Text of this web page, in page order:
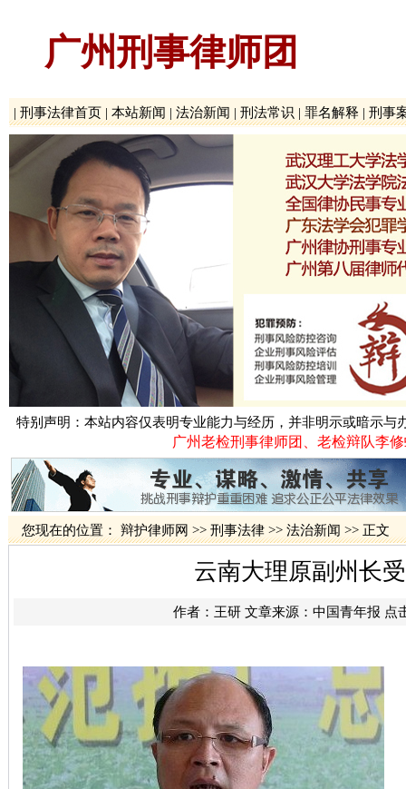
广州刑事律师团
| 刑事法律首页 | 本站新闻 | 法治新闻 | 刑法常识 | 罪名解释 | 刑事
特别声明：本站内容仅表明专业能力与经历，并非明示或暗示
广州老检刑事律师团、老检辩队李
您现在的位置： 辩护律师网 >> 刑事法律 >> 法治新闻 >> 正文
云南大理原副州长
作者： 王研 文章来源： 中国青年报 点